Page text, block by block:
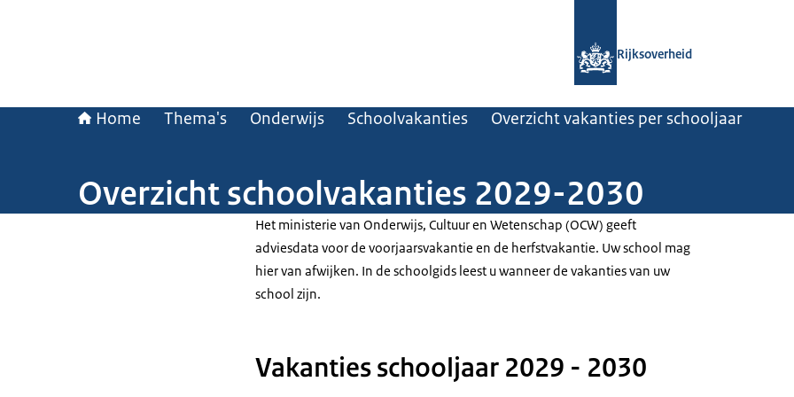
Rijksoverheid
Home Thema's Onderwijs Schoolvakanties Overzicht vakanties per schooljaar
Overzicht schoolvakanties 2029-2030
Het ministerie van Onderwijs, Cultuur en Wetenschap (OCW) geeft
adviesdata voor de voorjaarsvakantie en de herfstvakantie. Uw school mag
hier van afwijken. In de schoolgids leest u wanneer de vakanties van uw
school zijn.
Vakanties schooljaar 2029 - 2030